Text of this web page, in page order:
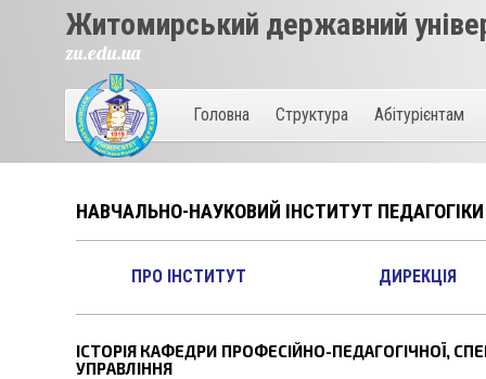
Житомирський державний
zu.edu.ua
Головна Структура Абітурієнтам
НАВЧАЛЬНО-НАУКОВИЙ ІНСТИТУТ ПЕДАГОГІКИ
ПРО ІНСТИТУТ ДИРЕКЦІЯ
ІСТОРІЯ КАФЕДРИ ПРОФЕСІЙНО-ПЕДАГОГІЧНОЇ,
УПРАВЛІННЯ